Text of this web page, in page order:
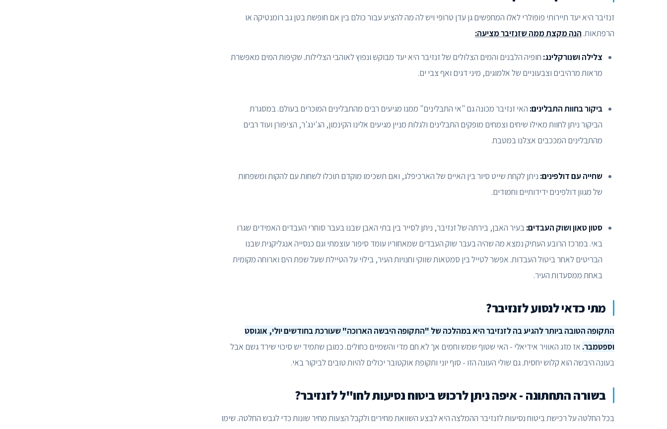
זנזיבר היא יעד תיירותי פופולרי לאלו המחפשים גן עדן טרופי ויש לה מה להציע עבור כולם בין אם חופשת בטן גב רומנטיקה או
הרפתאות. הנה מקצת ממה שזנזיבר מציעה:
צלילה ושנורקלינג: חופיה הלבנים והמים הצלולים של זנזיבר היא יעד מבוקש ונפוץ לאוהבי הצלילות. שקיפות המים מאפשרת
מראות מרהיבים וצבעוניים של אלמוגים, מיני דגים ואף צבי ים.
ביקור בחוות התבלינים: האי זנזיבר מכונה גם "אי התבלינים" ממנו מגיעים רבים מהתבלינים המוכרים בעולם. במסגרת
הביקור ניתן לחוות מאילו שיחים וצמחים מופקים התבלינים ולגלות מניין מגיעים אלינו הקינמון, הג'ינג'ר, הציפורן ועוד רבים
מהתבלינים המככבים אצלנו במטבח.
שחייה עם דולפינים: ניתן לקחת שייט סיור בין האיים של הארכיפלג, ואם תשכימו מוקדם תוכלו לשחות עם להקות ומשפחות
של מגוון דולפינים ידידותיים וחמודים.
סטון טאון ושוק העבדים:בעיר האבן, בירתה של זנזיבר, ניתן לסייר בין בתי האבן שבנו בעבר סוחרי העבדים האמידים שגרו
באי. במרכז הרובע העתיק נמצא מה שהיה בעבר שוק העבדים שמאחוריו עומד סיפור עוצמתי וגם כנסייה אנגליקנית שבנו
הבריטים לאחר ביטול העבדות. אפשר לטייל בין סמטאות שווקי וחנויות העיר, בילוי על הטיילת שעל שפת הים וארוחה מקומית
באחת ממסעדות העיר.
מתי כדאי לנסוע לזנזיבר?
התקופה הטובה ביותר להגיע בה לזנזיבר היא במהלכה של "התקופה היבשה הארוכה" שעורכת בחודשים יולי, אוגוסט
וספטמבר. אז מזג האוויר אידיאלי - האי שטוף שמש וחמים אך לא חם מדי והשמיים כחולים. כמובן שתמיד יש סיכוי שירד גשם אבל
בעונה היבשה הוא קלוש יחסית. גם שולי העונה הזו - סוף יוני ותקופת אוקטובר יכולים להיות טובים לביקור באי.
בשורה התחתונה - איפה ניתן לרכוש ביטוח נסיעות לחו"ל לזנזיבר?
בכל החלטה על רכישת ביטוח נסיעות לזנזיבר ההמלצה היא לבצע השוואת מחירים ולקבל הצעות מחיר שונות כדי לגבש החלטה. שימו